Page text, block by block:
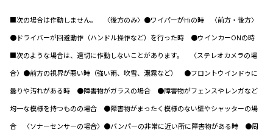
■次の場合は作動しません。 〈後方のみ〉●ワイパーがHiの時 〈前方・後方〉
●ドライバーが回避動作（ハンドル操作など）を行った時 ●ウインカーONの時
■次のような場合は、適切に作動しないことがあります。 〈ステレオカメラの場
合〉●前方の視界が悪い時（強い雨、吹雪、濃霧など） ●フロントウインドゥに
曇りや汚れがある時 ●障害物がガラスの場合 ●障害物がフェンスやレンガなど
均一な模様を持つものの場合 ●障害物がまったく模様のない壁やシャッターの場
合 〈ソナーセンサーの場合〉●バンパーの非常に近い所に障害物がある時 ●周